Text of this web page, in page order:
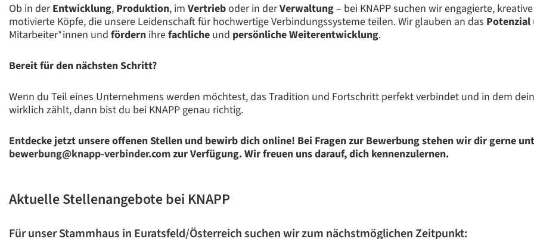
Ob in derEntwicklung, Produktion, im Vertrieboder in derVerwaltung– bei KNAPP suchen wir engagierte,
motivierte Köpfe, die unsere Leidenschaft für hochwertige Verbindungssysteme teilen. Wir glauben an das Potenzial
Mitarbeiter*innen und fördern ihrefachliche und persönlicheWeiterentwicklung.
Bereit für den nächsten Schritt?
Wenn du Teil eines Unternehmens werden möchtest, das Tradition und Fortschritt perfekt verbindet und in dem
wirklich zählt, dann bist du bei KNAPP genau richtig.
Entdecke jetzt unsere offenen Stellen und bewirb dich online! Bei Fragen zur Bewerbung stehen wir dir gerne
bewerbung@knapp-verbinder.comzur Verfügung. Wir freuen uns darauf, dich kennenzulernen.
Aktuelle Stellenangebote bei KNAPP
Für unser Stammhaus in Euratsfeld/Österreich suchen wir zum nächstmöglichen Zeitpunkt: